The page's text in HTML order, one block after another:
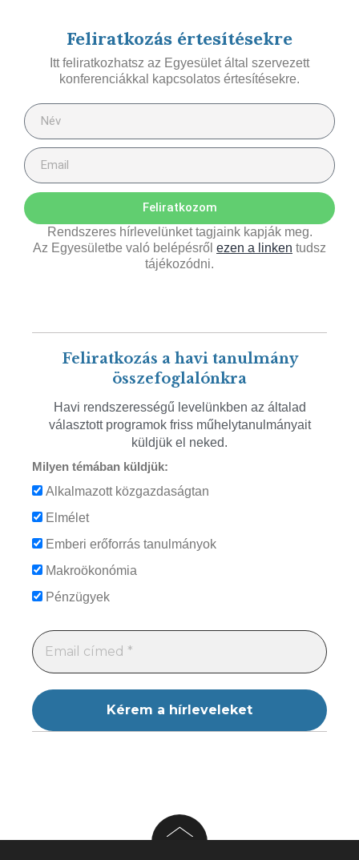
Feliratkozás értesítésekre
Itt feliratkozhatsz az Egyesület által szervezett
konferenciákkal kapcsolatos értesítésekre.
Feliratkozom
Rendszeres hírlevelünket tagjaink kapják meg.
Az Egyesületbe való belépésről ezen a linken tudsz
tájékozódni.
Feliratkozás a havi tanulmány
összefoglalónkra
Havi rendszerességű levelünkben az általad
választott programok friss műhelytanulmányait
küldjük el neked.
Milyen témában küldjük:
Alkalmazott közgazdaságtan
Elmélet
Emberi erőforrás tanulmányok
Makroökonómia
Pénzügyek